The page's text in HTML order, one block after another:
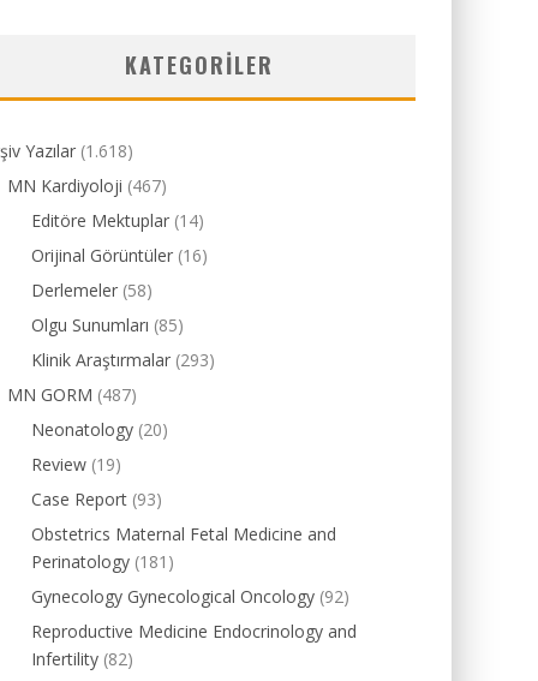
KATEGORILER
Yazılar (1.618)
MN Kardiyoloji (467)
Editöre Mektuplar (14)
Orijinal Görüntüler (16)
Derlemeler (58)
Olgu Sunumları (85)
Klinik Araştırmalar (293)
MN GORM (487)
Neonatology (20)
Review (19)
Case Report (93)
Obstetrics Maternal Fetal Medicine and
Perinatology (181)
Gynecology Gynecological Oncology (92)
Reproductive Medicine Endocrinology and
Infertility (82)